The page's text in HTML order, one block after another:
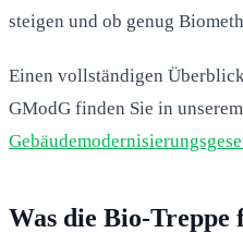
steigen und ob genug
Einen vollständigen
GModG finden Sie in
Was die Bio-